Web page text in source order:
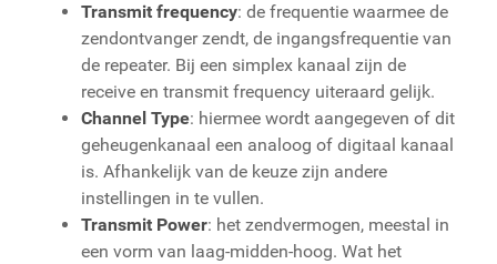
Transmit frequency: de frequentie waarmee de
zendontvanger zendt, de ingangsfrequentie van
de repeater. Bij een simplex kanaal zijn de
receive en transmit frequency uiteraard gelijk.
Channel Type: hiermee wordt aangegeven of dit
geheugenkanaal een analoog of digitaal kanaal
is. Afhankelijk van de keuze zijn andere
instellingen in te vullen.
Transmit Power: het zendvermogen, meestal in
een vorm van laag-midden-hoog. Wat het